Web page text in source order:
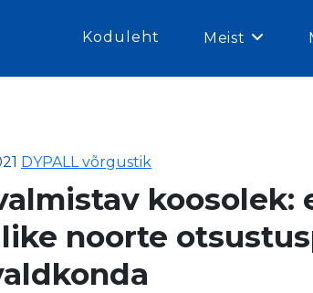
Koduleht Meist
DYPALL võrgustik
koosolek:
noorte